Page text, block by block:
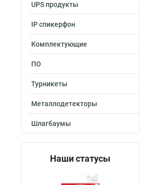
UPS продукты
IP спикерфон
Комплектующие
ПО
Турникеты
Металлодетекторы
Шлагбаумы
Наши статусы